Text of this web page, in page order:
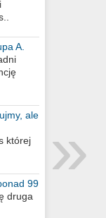
A.
ale
której
99
druga
»